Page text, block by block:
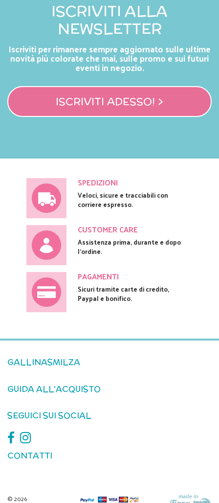
ISCRIVITI ALLA
NEWSLETTER
Iscriviti per rimanere sempre aggiornato sulle ultime
novità più colorate che mai, sulle promo e sui futuri
eventi in negozio.
ISCRIVITI ADESSO! >
SPEDIZIONI
Veloci, sicure e tracciabili con
corriere espresso.
CUSTOMER CARE
Assistenza prima, durante e dopo
l'ordine.
PAGAMENTI
Sicuri tramite carte di credito,
Paypal e bonifico.
GALLINASMILZA
GUIDA ALL'ACQUISTO
SEGUICI SUI SOCIAL
CONTATTI
© 2026